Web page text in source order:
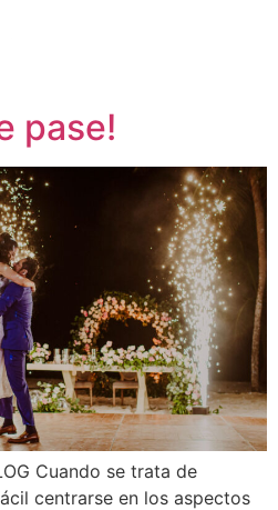
pase!
Cuando se trata de
centrarse en los aspectos